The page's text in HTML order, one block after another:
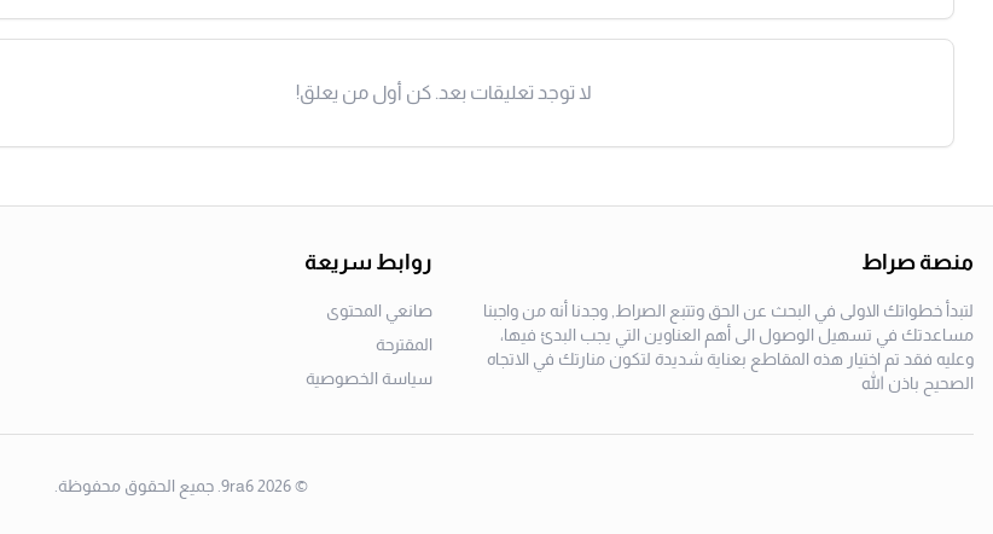
لا توجد تعليقات بعد. كن أول من يعلق!
منصة صراط
لتبدأ خطواتك الاولى في البحث عن الحق وتتبع الصراط, وجدنا أنه من واجبنا
مساعدتك في تسهيل الوصول الى أهم العناوين التي يجب البدئ فيها،
وعليه فقد تم اختيار هذه المقاطع بعناية شديدة لتكون منارتك في الاتجاه
الصحيح باذن الله
روابط سريعة
صانعي المحتوى
المقترحة
سياسة الخصوصية
©
2026